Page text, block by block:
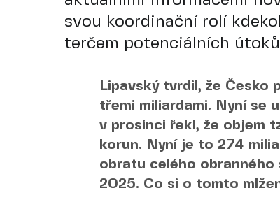
svou koordinační rolí
terčem potenciálních
Lipavský tvrdil, že Česko
třemi miliardami. Nyní se
v prosinci řekl, že objem
korun. Nyní je to 274
obratu celého
2025. Co si o tomto